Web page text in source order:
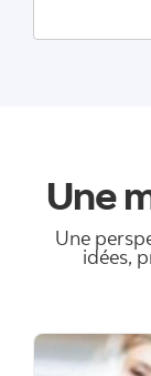
Une
Une
idées,